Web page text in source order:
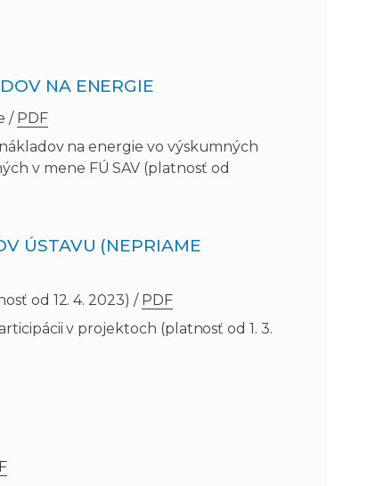
ix
NA ENERGIE
/ PDF
na energie vo výskumných
v mene FÚ SAV (platnosť od
ÚSTAVU (NEPRIAME
od 12. 4. 2023) / PDF
v projektoch (platnosť od 1. 3.